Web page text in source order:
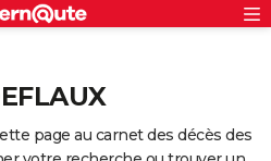
page au carnet des décès des